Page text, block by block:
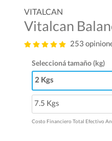
VITALCAN
Vitalcan
253
Seleccioná tamaño (kg)
2 Kgs
7.5 Kgs
Costo Financiero Total Efectivo